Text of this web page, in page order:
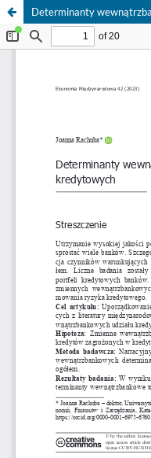
Determinanty